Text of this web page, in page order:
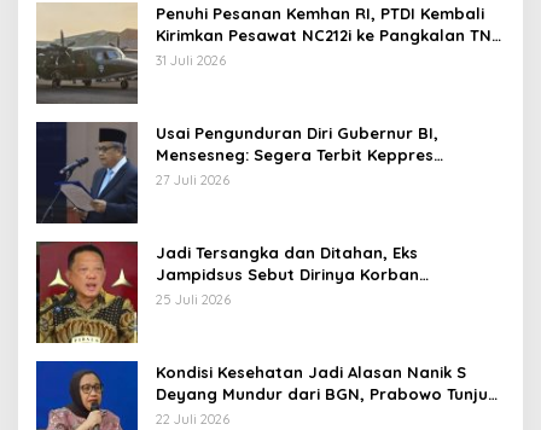
Penuhi Pesanan Kemhan RI, PTDI Kembali
Kirimkan Pesawat NC212i ke Pangkalan TNI
AU
31 Juli 2026
Usai Pengunduran Diri Gubernur BI,
Mensesneg: Segera Terbit Keppres
Pemberhentian dengan Hormat
27 Juli 2026
Jadi Tersangka dan Ditahan, Eks
Jampidsus Sebut Dirinya Korban
Kriminalisasi
25 Juli 2026
Kondisi Kesehatan Jadi Alasan Nanik S
Deyang Mundur dari BGN, Prabowo Tunjuk
Wamentan Sudaryono
22 Juli 2026